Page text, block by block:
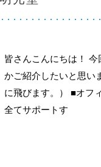
皆さんこんにちは！
かご紹介したいと思い
に飛びます。） ■オフ
全てサポートす